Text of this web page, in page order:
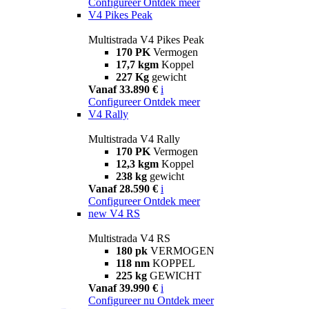
V4 Pikes Peak
Multistrada V4 Pikes Peak
170 PK Vermogen
17,7 kgm Koppel
227 Kg gewicht
Vanaf 33.890 € i
Configureer Ontdek meer
V4 Rally
Multistrada V4 Rally
170 PK Vermogen
12,3 kgm Koppel
238 kg gewicht
Vanaf 28.590 € i
Configureer Ontdek meer
new V4 RS
Multistrada V4 RS
180 pk VERMOGEN
118 nm KOPPEL
225 kg GEWICHT
Vanaf 39.990 € i
Configureer nu Ontdek meer